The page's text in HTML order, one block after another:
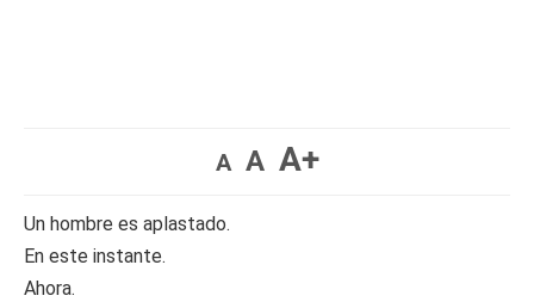
A A A+
Un hombre es aplastado.
En este instante.
Ahora.